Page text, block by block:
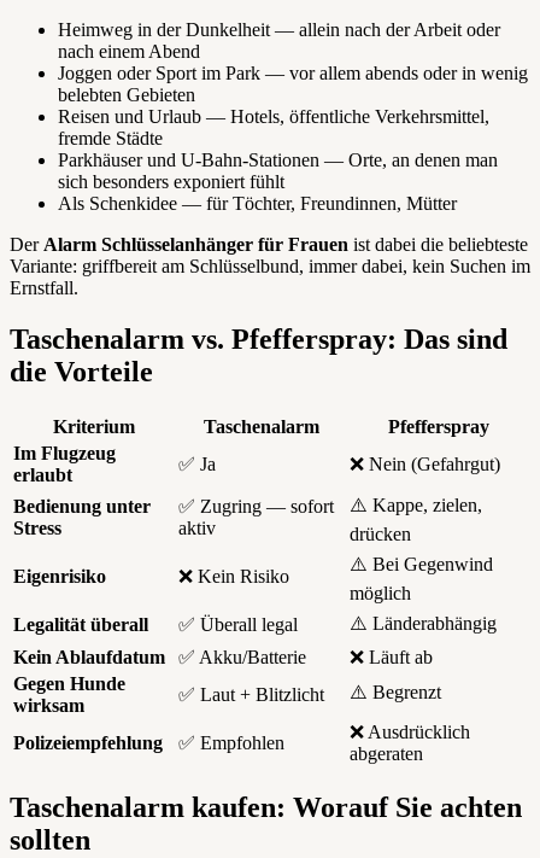
Heimweg in der Dunkelheit — allein nach der Arbeit oder
nach einem Abend
Joggen oder Sport im Park — vor allem abends oder in wenig
belebten Gebieten
Reisen und Urlaub — Hotels, öffentliche Verkehrsmittel,
fremde Städte
Parkhäuser und U-Bahn-Stationen — Orte, an denen man
sich besonders exponiert fühlt
Als Schenkidee — für Töchter, Freundinnen, Mütter
Der Alarm Schlüsselanhänger für Frauen ist dabei die beliebteste
Variante: griffbereit am Schlüsselbund, immer dabei, kein Suchen im
Ernstfall.
Taschenalarm vs. Pfefferspray: Das sind
die Vorteile
Kriterium Taschenalarm
Pfefferspray
Im Flugzeug
erlaubt
✅ Ja ❌ Nein (Gefahrgut)
Bedienung unter
Stress
✅ Zugring — sofort
aktiv
⚠️ Kappe, zielen,
drücken
Eigenrisiko ❌ Kein Risiko
⚠️ Bei Gegenwind
möglich
Legalität überall
✅ Überall legal
⚠️ Länderabhängig
Kein Ablaufdatum
✅ Akku/Batterie
❌ Läuft ab
Gegen Hunde
wirksam
✅ Laut + Blitzlicht ⚠️ Begrenzt
Polizeiempfehlung ✅ Empfohlen
❌ Ausdrücklich
abgeraten
Taschenalarm kaufen: Worauf Sie achten
sollten